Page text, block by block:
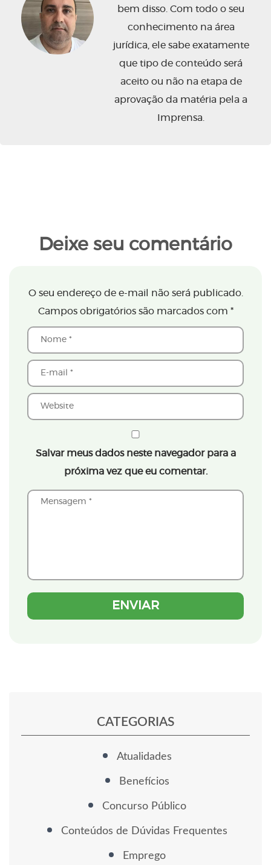
bem disso. Com todo o seu
conhecimento na área
jurídica, ele sabe exatamente
que tipo de conteúdo será
aceito ou não na etapa de
aprovação da matéria pela a
Imprensa.
Deixe seu comentário
O seu endereço de e-mail não será publicado.
Campos obrigatórios são marcados com *
Salvar meus dados neste navegador para a
próxima vez que eu comentar.
CATEGORIAS
Atualidades
Benefícios
Concurso Público
Conteúdos de Dúvidas Frequentes
Emprego